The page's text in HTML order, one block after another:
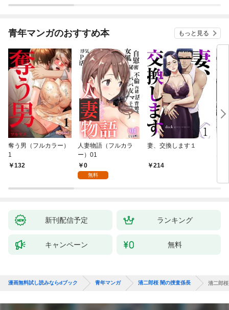
青年マンガのおすすめ本 もっと見る
奪う男（フルカラー）
1
132
人妻物語（フルカラ
ー）01
0
無料
妻、交換します１
214
な
新刊配信予定 ランキング
キャンペーン 無料
漫画無料試し読みならdブック 青年マンガ 清二郎桜 闇の捜査係長 清二郎